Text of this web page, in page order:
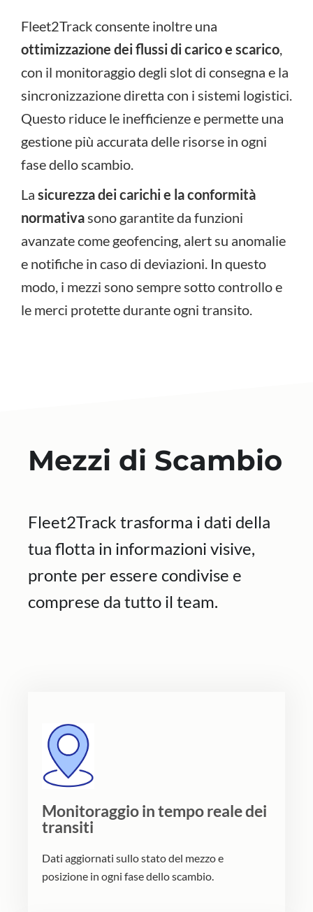
Fleet2Track consente inoltre una
ottimizzazione dei flussi di carico e scarico,
con il monitoraggio degli slot di consegna e la
sincronizzazione diretta con i sistemi logistici.
Questo riduce le inefficienze e permette una
gestione più accurata delle risorse in ogni
fase dello scambio.
La sicurezza dei carichi e la conformità
normativasono garantite da funzioni
avanzate come geofencing, alert su anomalie
e notifiche in caso di deviazioni. In questo
modo, i mezzi sono sempre sotto controllo e
le merci protette durante ogni transito.
Mezzi di Scambio
Fleet2Track trasforma i dati della
tua flotta in informazioni visive,
pronte per essere condivise e
comprese da tutto il team.
Monitoraggio in tempo reale dei
transiti
Dati aggiornati sullo stato del mezzo e
posizione in ogni fase dello scambio.